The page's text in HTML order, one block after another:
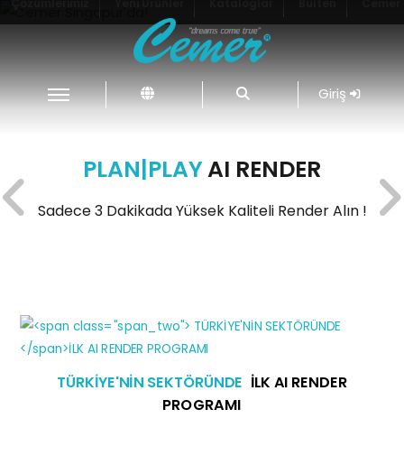
Giriş
Cemer Singapur'da!
Referansı Gör !
PLAN|PLAYAI RENDER
Sadece 3 Dakikada Yüksek Kaliteli Render Alın !
TÜRKİYE'NİN SEKTÖRÜNDE İLK AI RENDER
PROGRAMI